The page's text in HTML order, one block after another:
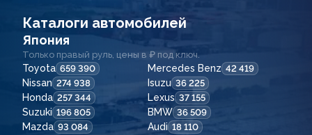
Каталоги автомобилей
Япония
Только правый руль, цены в ₽ под ключ.
Toyota 659 390 Mercedes Benz 42 419
Nissan 274 938 Isuzu 36 225
Honda 257 344 Lexus 37 155
Suzuki 196 805 BMW 36 509
Mazda 93 084 Audi 18 110